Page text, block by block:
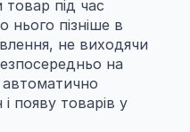
під час
пізніше в
не виходячи
на
появу товарів у